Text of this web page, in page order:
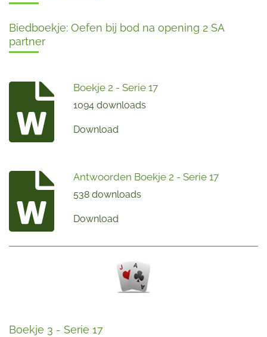
Biedboekje: Oefen bij bod na opening 2 SA
partner
Boekje 2 - Serie 17
1094 downloads
Download
Antwoorden Boekje 2 - Serie 17
538 downloads
Download
Boekje 3 - Serie 17